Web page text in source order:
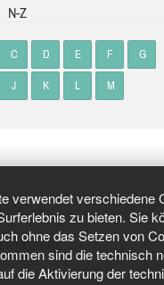
verwendet verschiedene
zu bieten. Sie
ohne das Setzen von
sind die technisch
die Aktivierung der
N-Z
C D E F G
J K L M